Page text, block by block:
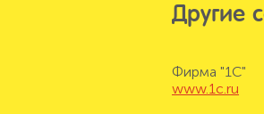
Другие
Фирма "1С"
www.1c.ru